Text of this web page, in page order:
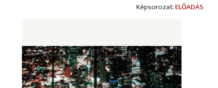
ELŐADÁS